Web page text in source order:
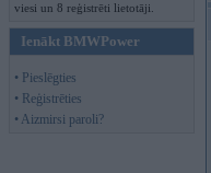
viesi un 8 reģistrēti lietotāji.
Ienākt BMWPower
• Pieslēgties
• Reģistrēties
• Aizmirsi paroli?